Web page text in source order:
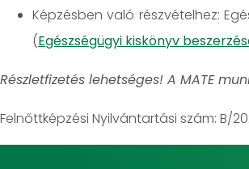
Képzésben való részvételhez:
(Egészségügyi kiskönyv
Részletfizetés lehetséges! A MATE
Felnőttképzési Nyilvántartási szám: B/